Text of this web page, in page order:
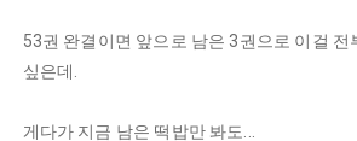
53권 완결이면 앞으로 남은 3권으로 이걸 전
싶은데.
게다가 지금 남은 떡밥만 봐도...